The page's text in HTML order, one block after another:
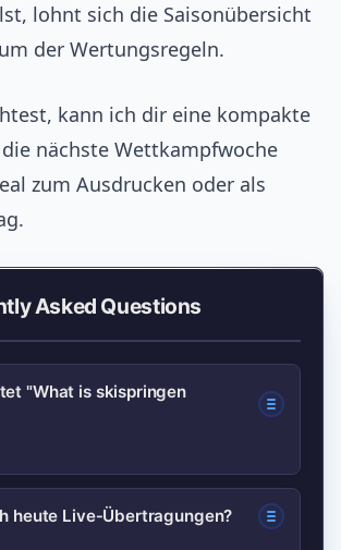
lohnt sich die Saisonübersicht
der Wertungsregeln.
kann ich dir eine kompakte
nächste Wettkampfwoche
zum Ausdrucken oder als
Asked Questions
"What is skispringen
fragt kurz und bündig, ob
heute Live‑Übertragungen?